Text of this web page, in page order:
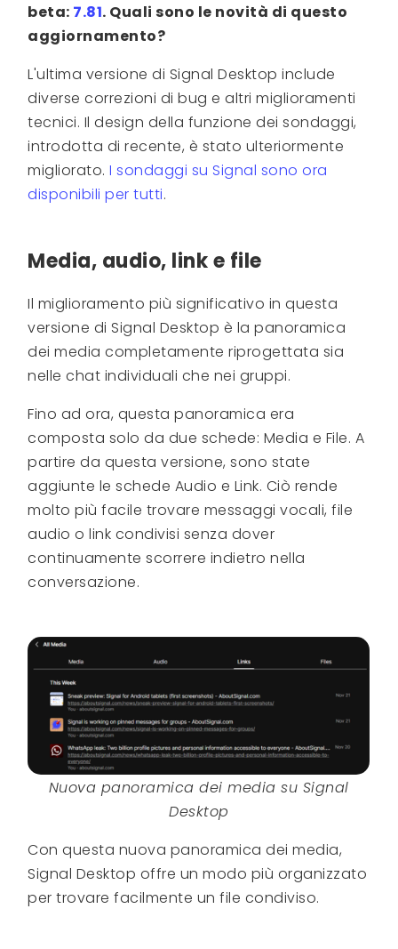
beta: 7.81. Quali sono le novità di questo
aggiornamento?
L'ultima versione di Signal Desktop include
diverse correzioni di bug e altri miglioramenti
tecnici. Il design della funzione dei sondaggi,
introdotta di recente, è stato ulteriormente
migliorato.I sondaggi su Signal sono ora
disponibili per tutti.
Media, audio, link e file
Il miglioramento più significativo in questa
versione di Signal Desktop è la panoramica
dei media completamente riprogettata sia
nelle chat individuali che nei gruppi.
Fino ad ora, questa panoramica era
composta solo da due schede: Media e File. A
partire da questa versione, sono state
aggiunte le schede Audio e Link. Ciò rende
molto più facile trovare messaggi vocali, file
audio o link condivisi senza dover
continuamente scorrere indietro nella
conversazione.
Nuova panoramica dei media su Signal
Desktop
Con questa nuova panoramica dei media,
Signal Desktop offre un modo più organizzato
per trovare facilmente un file condiviso.